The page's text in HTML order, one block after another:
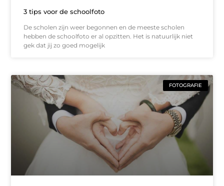
3 tips voor de schoolfoto
De scholen zijn weer begonnen en de meeste scholen
hebben de schoolfoto er al opzitten. Het is natuurlijk niet
gek dat jij zo goed mogelijk
FOTOGRAFIE